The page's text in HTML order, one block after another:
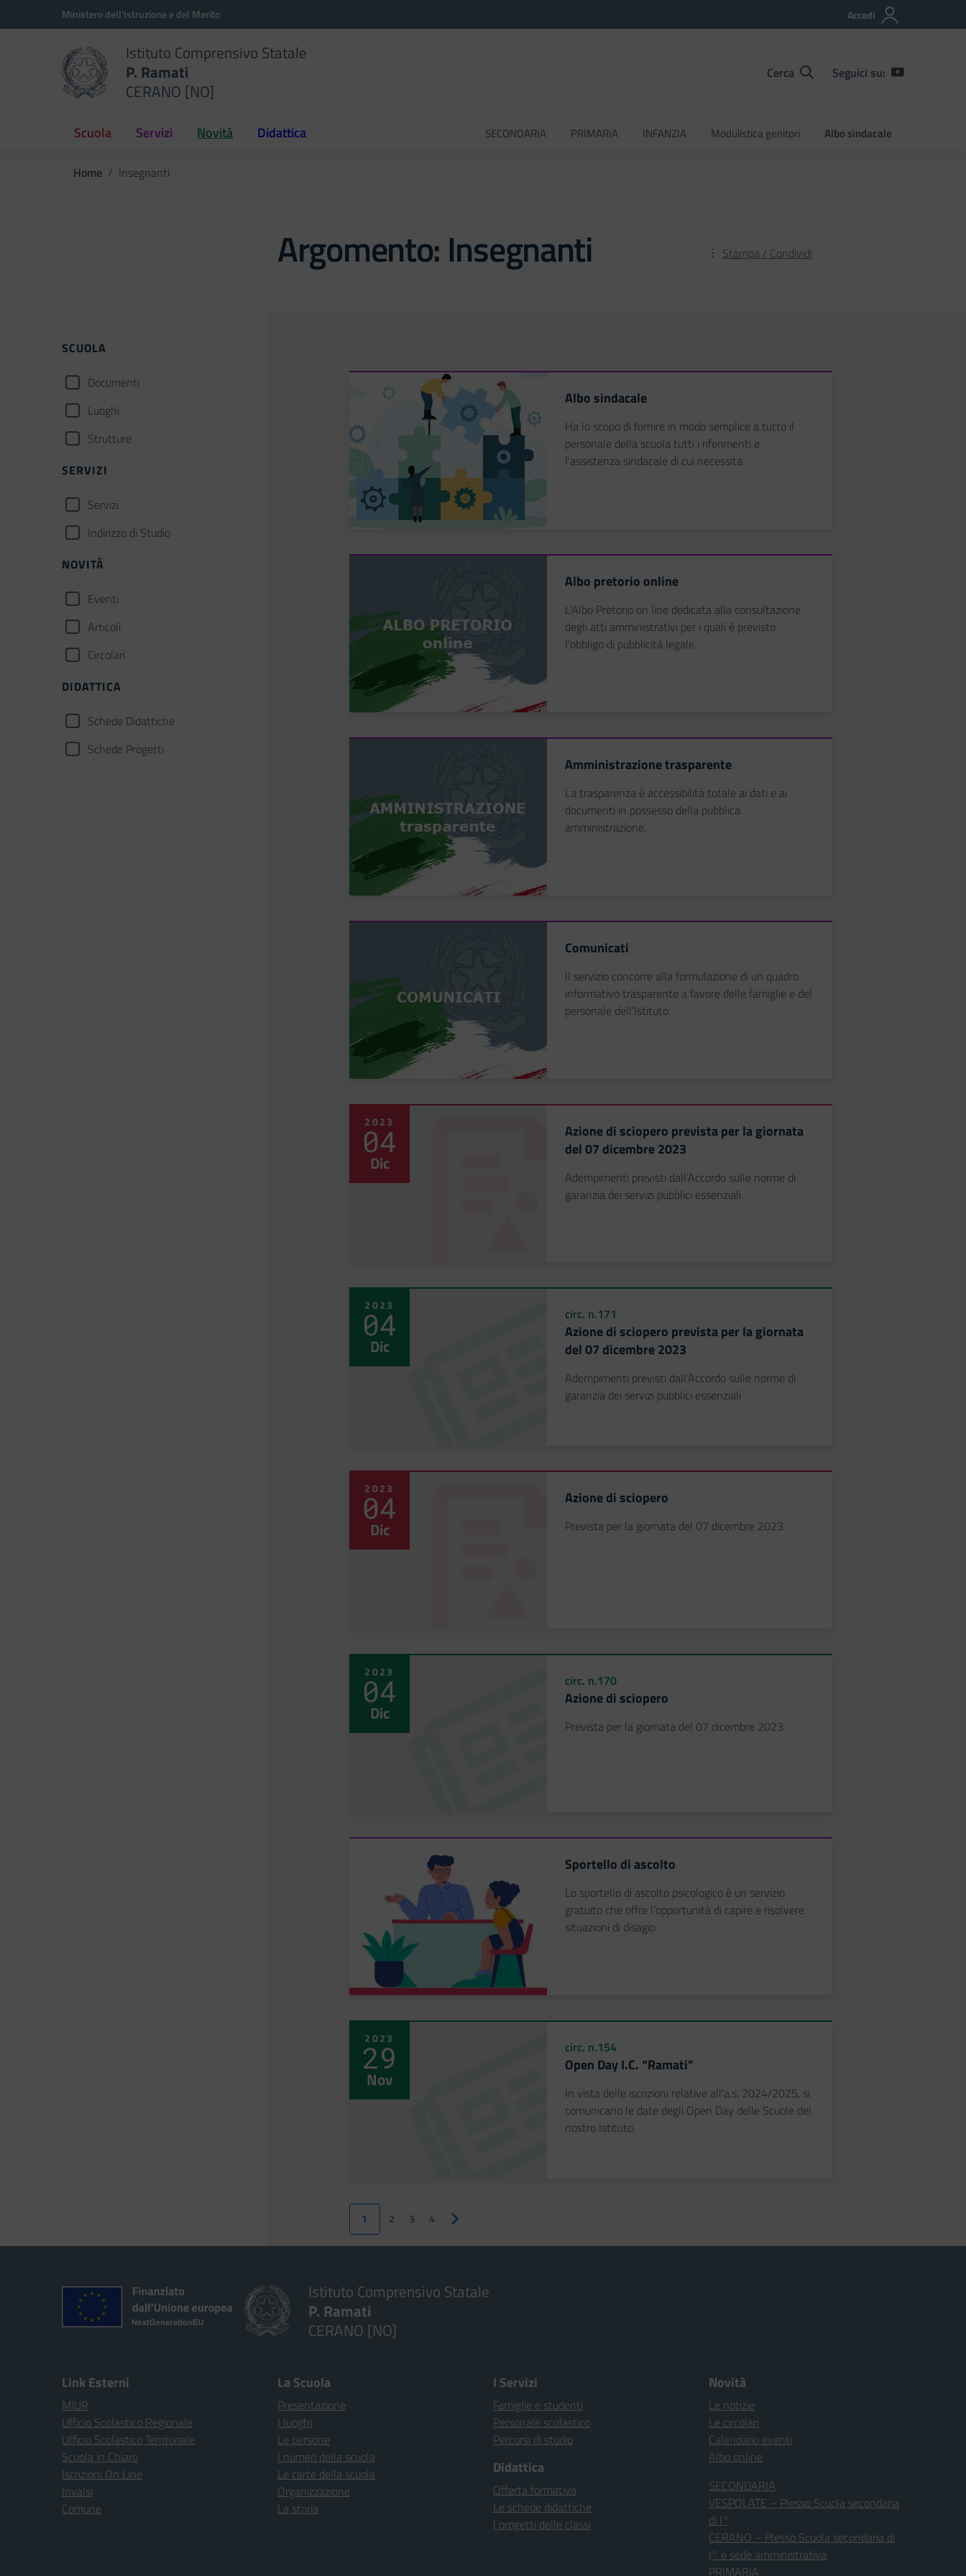
Vai ai contenuti
Vai al menu di navigazioneMinistero dell'Istruzione e del Merito Accedi
Istituto Comprensivo Statale
P. Ramati
CERANO [NO]
Cerca Seguici su:
Scuola Servizi Novità Didattica SECONDARIA PRIMARIA INFANZIA Modulistica genitori Albo sindacale
Home Insegnanti
Argomento: Insegnanti Stampa / Condividi
SCUOLA
Documenti
Luoghi
Strutture
SERVIZI
Servizi
Indirizzo di Studio
NOVITÀ
Eventi
Articoli
Circolari
DIDATTICA
Schede Didattiche
Schede Progetti
Albo sindacale
Ha lo scopo di fornire in modo semplice a tutto il
personale della scuola tutti i riferimenti e
l'assistenza sindacale di cui necessita
Albo pretorio online
L'Albo Pretorio on line dedicata alla consultazione
degli atti amministrativi per i quali è previsto
l'obbligo di pubblicità legale.
Amministrazione trasparente
La trasparenza è accessibilità totale ai dati e ai
documenti in possesso della pubblica
amministrazione.
Comunicati
Il servizio concorre alla formulazione di un quadro
informativo trasparente a favore delle famiglie e del
personale dell’Istituto.
2023
04
Dic
Azione di sciopero prevista per la giornata
del 07 dicembre 2023
Adempimenti previsti dall’Accordo sulle norme di
garanzia dei servizi pubblici essenziali
2023
04
Dic
circ. n.171
Azione di sciopero prevista per la giornata
del 07 dicembre 2023
Adempimenti previsti dall’Accordo sulle norme di
garanzia dei servizi pubblici essenziali
2023
04
Dic
Azione di sciopero
Prevista per la giornata del 07 dicembre 2023
2023
04
Dic
circ. n.170
Azione di sciopero
Prevista per la giornata del 07 dicembre 2023
Sportello di ascolto
Lo sportello di ascolto psicologico è un servizio
gratuito che offre l’opportunità di capire e risolvere
situazioni di disagio
2023
29
Nov
circ. n.154
Open Day I.C. “Ramati”
In vista delle iscrizioni relative all'a.s. 2024/2025, si
comunicano le date degli Open Day delle Scuole del
nostro Istituto.
1 2 3 4 Pagina successiva
Istituto Comprensivo Statale
P. Ramati
CERANO [NO]
Link Esterni
MIUR
Ufficio Scolastico Regionale
Ufficio Scolastico Territoriale
Scuola in Chiaro
Iscrizioni On Line
Invalsi
Comune
La Scuola
Presentazione
I luoghi
Le persone
I numeri della scuola
Le carte della scuola
Organizzazione
La storia
I Servizi
Famiglie e studenti
Personale scolastico
Percorsi di studio
Didattica
Offerta formativa
Le schede didattiche
I progetti delle classi
Novità
Le notizie
Le circolari
Calendario eventi
Albo online
SECONDARIA
VESPOLATE – Plesso Scuola secondaria
di I°
CERANO – Plesso Scuola secondaria di
I° e sede amministrativa
PRIMARIA